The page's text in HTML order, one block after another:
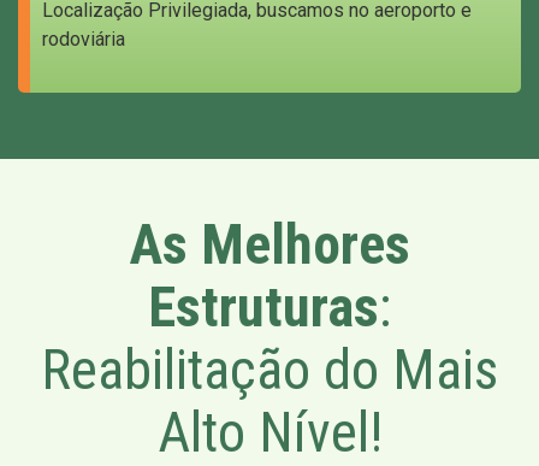
Localização Privilegiada, buscamos no aeroporto e
rodoviária
As Melhores
Estruturas:
Reabilitação do Mais
Alto Nível!